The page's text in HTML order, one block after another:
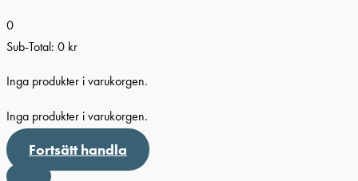
0
Sub-Total: 0 kr
Inga produkter i varukorgen.
Inga produkter i varukorgen.
Fortsätt handla